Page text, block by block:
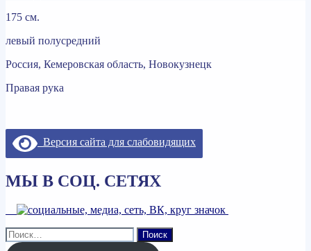
175 см.
левый полусредний
Россия, Кемеровская область, Новокузнецк
Правая рука
Версия сайта для слабовидящих
МЫ В СОЦ. СЕТЯХ
Найти: